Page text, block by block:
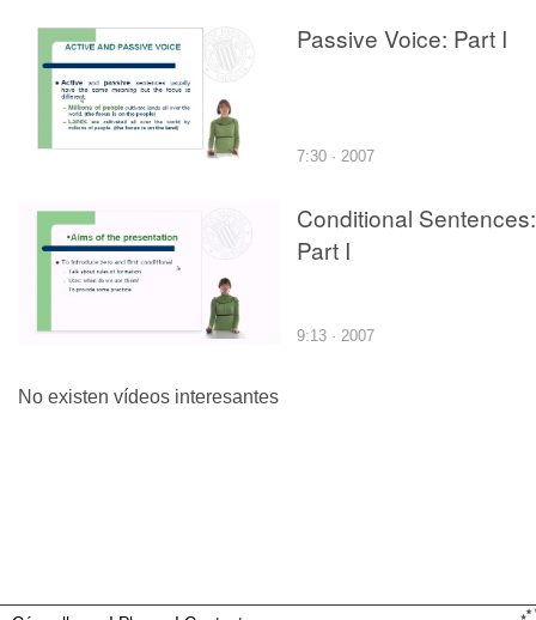
Passive Voice: Part I
7:30 · 2007
Conditional Sentences:
Part I
9:13 · 2007
No existen vídeos interesantes